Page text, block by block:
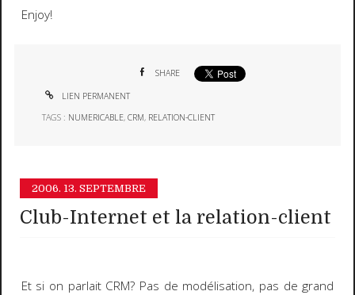
Enjoy!
SHARE
LIEN PERMANENT
TAGS : NUMERICABLE,CRM, RELATION-CLIENT
2006. 13. SEPTEMBRE
Club-Internet et la relation-client
Et si on parlait CRM? Pas de modélisation, pas de grand